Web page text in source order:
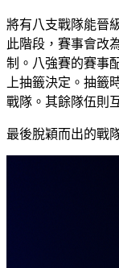
將有八支戰隊能晉
此階段，賽事會改
制。八強賽的賽事
上抽籤決定。抽籤
戰隊。其餘隊伍則
最後脫穎而出的戰